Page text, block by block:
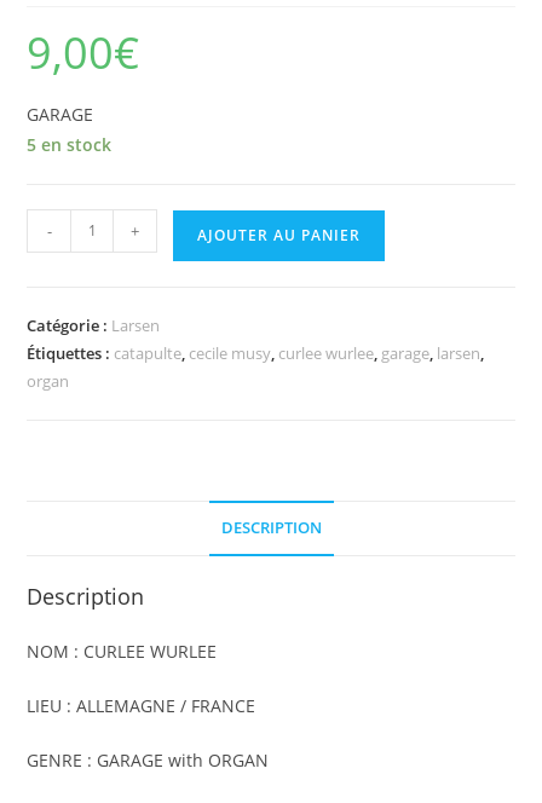
9,00€
GARAGE
5 en stock
quantité
de
WURLEE
-
My
- + AJOUTER AU PANIER
Catégorie : Larsen
Étiquettes : catapulte, cecile musy, curlee wurlee, garage, larsen,
organ
DESCRIPTION
Description
NOM : CURLEE WURLEE
LIEU : ALLEMAGNE / FRANCE
GENRE : GARAGE with ORGAN